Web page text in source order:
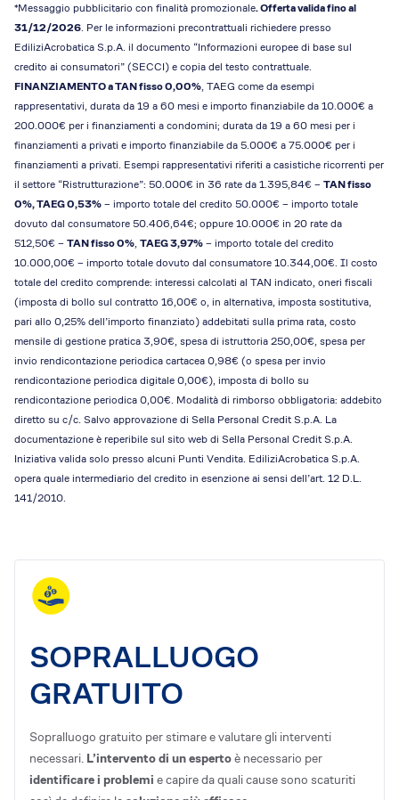
*Messaggio pubblicitario con finalità promozionale. Offerta valida fino al
31/12/2026. Per le informazioni precontrattuali richiedere presso
EdiliziAcrobatica S.p.A. il documento “Informazioni europee di base sul
credito ai consumatori” (SECCI) e copia del testo contrattuale.
FINANZIAMENTO a TAN fisso 0,00%, TAEG come da esempi
rappresentativi, durata da 19 a 60 mesi e importo finanziabile da 10.000€ a
200.000€ per i finanziamenti a condomini; durata da 19 a 60 mesi per i
finanziamenti a privati e importo finanziabile da 5.000€ a 75.000€ per i
finanziamenti a privati. Esempi rappresentativi riferiti a casistiche ricorrenti per
il settore “Ristrutturazione”: 50.000€ in 36 rate da 1.395,84€ – TAN fisso
0%, TAEG 0,53% – importo totale del credito 50.000€ – importo totale
dovuto dal consumatore 50.406,64€; oppure 10.000€ in 20 rate da
512,50€ – TAN fisso 0%, TAEG 3,97% – importo totale del credito
10.000,00€ – importo totale dovuto dal consumatore 10.344,00€. Il costo
totale del credito comprende: interessi calcolati al TAN indicato, oneri fiscali
(imposta di bollo sul contratto 16,00€ o, in alternativa, imposta sostitutiva,
pari allo 0,25% dell’importo finanziato) addebitati sulla prima rata, costo
mensile di gestione pratica 3,90€, spesa di istruttoria 250,00€, spesa per
invio rendicontazione periodica cartacea 0,98€ (o spesa per invio
rendicontazione periodica digitale 0,00€), imposta di bollo su
rendicontazione periodica 0,00€. Modalità di rimborso obbligatoria: addebito
diretto su c/c. Salvo approvazione di Sella Personal Credit S.p.A. La
documentazione è reperibile sul sito web di Sella Personal Credit S.p.A.
Iniziativa valida solo presso alcuni Punti Vendita. EdiliziAcrobatica S.p.A.
opera quale intermediario del credito in esenzione ai sensi dell’art. 12 D.L.
141/2010.
SOPRALLUOGO
GRATUITO
Sopralluogo gratuito per stimare e valutare gli interventi
necessari. L’intervento di un espertoè necessario per
identificare i problemi e capire da quali cause sono scaturiti